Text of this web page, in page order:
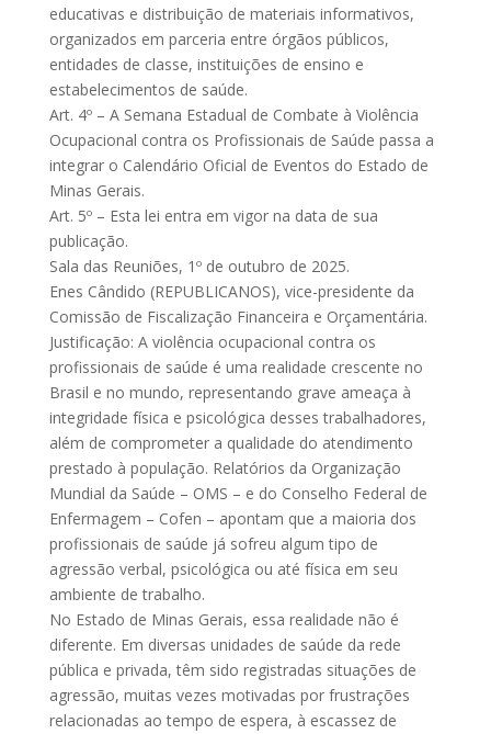
educativas e distribuição de materiais informativos,
organizados em parceria entre órgãos públicos,
entidades de classe, instituições de ensino e
estabelecimentos de saúde.
Art. 4º – A Semana Estadual de Combate à Violência
Ocupacional contra os Profissionais de Saúde passa a
integrar o Calendário Oficial de Eventos do Estado de
Minas Gerais.
Art. 5º – Esta lei entra em vigor na data de sua
publicação.
Sala das Reuniões, 1º de outubro de 2025.
Enes Cândido (REPUBLICANOS), vice-presidente da
Comissão de Fiscalização Financeira e Orçamentária.
Justificação: A violência ocupacional contra os
profissionais de saúde é uma realidade crescente no
Brasil e no mundo, representando grave ameaça à
integridade física e psicológica desses trabalhadores,
além de comprometer a qualidade do atendimento
prestado à população. Relatórios da Organização
Mundial da Saúde – OMS – e do Conselho Federal de
Enfermagem – Cofen – apontam que a maioria dos
profissionais de saúde já sofreu algum tipo de
agressão verbal, psicológica ou até física em seu
ambiente de trabalho.
No Estado de Minas Gerais, essa realidade não é
diferente. Em diversas unidades de saúde da rede
pública e privada, têm sido registradas situações de
agressão, muitas vezes motivadas por frustrações
relacionadas ao tempo de espera, à escassez de